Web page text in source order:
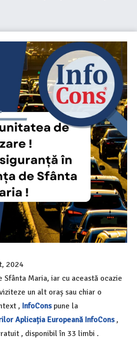
2024
Sfânta Maria, iar cu această ocazie
un alt oraș sau chiar o
, InfoConspune la
Aplicația Europeană InfoCons,
, disponibil în 33 limbi .